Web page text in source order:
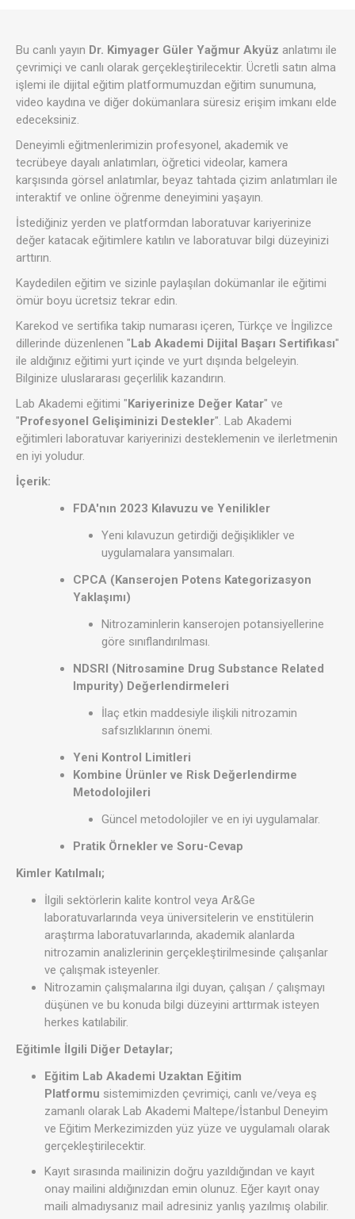
Bu canlı yayın Dr. Kimyager Güler Yağmur Akyüz anlatımı ile
çevrimiçi ve canlı olarak gerçekleştirilecektir. Ücretli satın alma
işlemi ile dijital eğitim platformumuzdan eğitim sunumuna,
video kaydına ve diğer dokümanlara süresiz erişim imkanı elde
edeceksiniz.
Deneyimli eğitmenlerimizin profesyonel, akademik ve
tecrübeye dayalı anlatımları, öğretici videolar, kamera
karşısında görsel anlatımlar, beyaz tahtada çizim anlatımları ile
interaktif ve online öğrenme deneyimini yaşayın.
İstediğiniz yerden ve platformdan laboratuvar kariyerinize
değer katacak eğitimlere katılın ve laboratuvar bilgi düzeyinizi
arttırın.
Kaydedilen eğitim ve sizinle paylaşılan dokümanlar ile eğitimi
ömür boyu ücretsiz tekrar edin.
Karekod ve sertifika takip numarası içeren, Türkçe ve İngilizce
dillerinde düzenlenen "Lab Akademi Dijital Başarı Sertifikası"
ile aldığınız eğitimi yurt içinde ve yurt dışında belgeleyin.
Bilginize uluslararası geçerlilik kazandırın.
Lab Akademi eğitimi "Kariyerinize Değer Katar" ve
"Profesyonel Gelişiminizi Destekler". Lab Akademi
eğitimleri laboratuvar kariyerinizi desteklemenin ve ilerletmenin
en iyi yoludur.
İçerik:
FDA'nın 2023 Kılavuzu ve Yenilikler
Yeni kılavuzun getirdiği değişiklikler ve
uygulamalara yansımaları.
CPCA (Kanserojen Potens Kategorizasyon
Yaklaşımı)
Nitrozaminlerin kanserojen potansiyellerine
göre sınıflandırılması.
NDSRI (Nitrosamine Drug Substance Related
Impurity) Değerlendirmeleri
İlaç etkin maddesiyle ilişkili nitrozamin
safsızlıklarının önemi.
Yeni Kontrol Limitleri
Kombine Ürünler ve Risk Değerlendirme
Metodolojileri
Güncel metodolojiler ve en iyi uygulamalar.
Pratik Örnekler ve Soru-Cevap
Kimler Katılmalı;
İlgili sektörlerin kalite kontrol veya Ar&Ge
laboratuvarlarında veya üniversitelerin ve enstitülerin
araştırma laboratuvarlarında, akademik alanlarda
nitrozamin analizlerinin gerçekleştirilmesinde çalışanlar
ve çalışmak isteyenler.
Nitrozamin çalışmalarına ilgi duyan, çalışan / çalışmayı
düşünen ve bu konuda bilgi düzeyini arttırmak isteyen
herkes katılabilir.
Eğitimle İlgili Diğer Detaylar;
Eğitim Lab Akademi Uzaktan Eğitim
Platformu sistemimizden çevrimiçi, canlı ve/veya eş
zamanlı olarak Lab Akademi Maltepe/İstanbul Deneyim
ve Eğitim Merkezimizden yüz yüze ve uygulamalı olarak
gerçekleştirilecektir.
Kayıt sırasında mailinizin doğru yazıldığından ve kayıt
onay mailini aldığınızdan emin olunuz. Eğer kayıt onay
maili almadıysanız mail adresiniz yanlış yazılmış olabilir.